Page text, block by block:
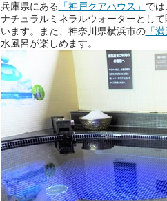
兵庫県にある 「神戸クアハウス」 で
ナチュラルミネラルウォーターとし
います。また、神奈川県横浜市の「満
水風呂が楽しめます。